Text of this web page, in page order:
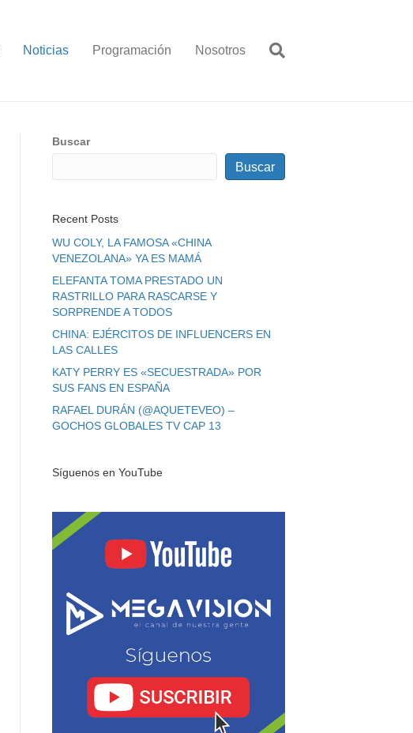
Noticias Programación Nosotros
Buscar
Buscar
Recent Posts
WU COLY, LA FAMOSA «CHINA
VENEZOLANA» YA ES MAMÁ
ELEFANTA TOMA PRESTADO UN
RASTRILLO PARA RASCARSE Y
SORPRENDE A TODOS
CHINA: EJÉRCITOS DE INFLUENCERS EN
LAS CALLES
KATY PERRY ES «SECUESTRADA» POR
SUS FANS EN ESPAÑA
RAFAEL DURÁN (@AQUETEVEO) –
GOCHOS GLOBALES TV CAP 13
Síguenos en YouTube